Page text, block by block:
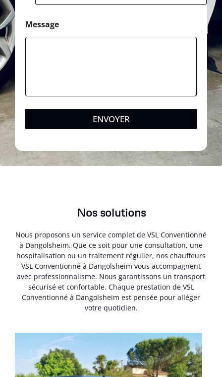
Message
ENVOYER
Nos solutions
Nous proposons un service complet de VSL Conventionné
à Dangolsheim. Que ce soit pour une consultation, une
hospitalisation ou un traitement régulier, nos chauffeurs
VSL Conventionné à Dangolsheim vous accompagnent
avec professionnalisme. Nous garantissons un transport
sécurisé et confortable. Chaque prestation de VSL
Conventionné à Dangolsheim est pensée pour alléger
votre quotidien.